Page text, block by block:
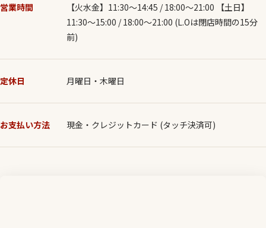
営業時間
【火水金】11:30〜14:45 / 18:00〜21:00 【土日】
11:30〜15:00 / 18:00〜21:00 (L.Oは閉店時間の15分
前)
定休日 月曜日・木曜日
お支払い方法 現金・クレジットカード (タッチ決済可)